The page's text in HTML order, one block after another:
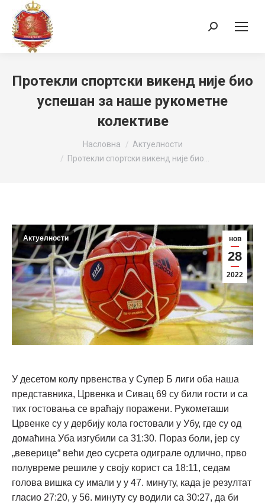
Search:
Протекли спортски викенд није био
успешан за наше рукометне
колективе
Насловна
Актуелности
Протекли спортски викенд није био…
нов
28
2022
Актуелности
У десетом колу првенства у Супер Б лиги оба наша
представника, Црвенка и Сивац 69 су били гости и са
тих гостовања се враћају поражени. Рукометаши
Црвенке су у дербију кола гостовали у Убу, где су од
домаћина Уба изгубили са 31:30. Пораз боли, јер су
„веверице“ већи део сусрета одиграле одлично, прво
полувреме решиле у своју корист са 18:11, седам
голова вишка су имали у у 47. минуту, када је резултат
гласио 27:20, у 56. минуту су водили са 30:27, да би